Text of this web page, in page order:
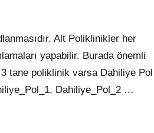
Alt Poliklinikler her
yapabilir. Burada önemli
3 tane poliklinik varsa Dahiliye Pol
Dahiliye_Pol_2 …